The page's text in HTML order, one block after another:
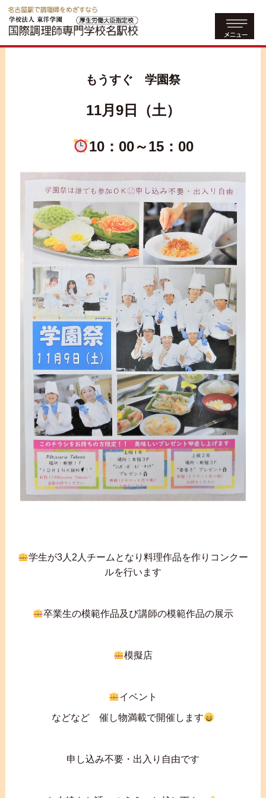
もうすぐ 学園祭
11月9日（土）
10：00～15：00
学生が3人2人チームとなり料理作品を作りコンクー
ルを行います
卒業生の模範作品及び講師の模範作品の展示
模擬店
イベント
などなど 催し物満載で開催します
申し込み不要・出入り自由です